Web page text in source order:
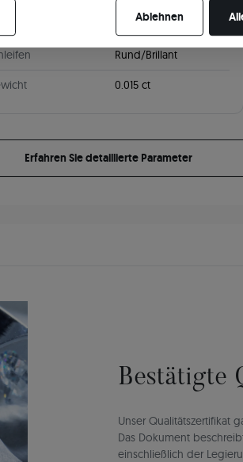
von Steinen
Rund/Brillant
0.015 ct
Erfahren Sie detaillierte Parameter
Bestätigte
Unser Qualitätszertifikat
Das Dokument
einschließlich der
Ablehnen